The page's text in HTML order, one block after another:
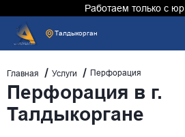
Работаем только с
Талдыкорган
Главная Услуги Перфорация
Перфорация в г.
Талдыкоргане